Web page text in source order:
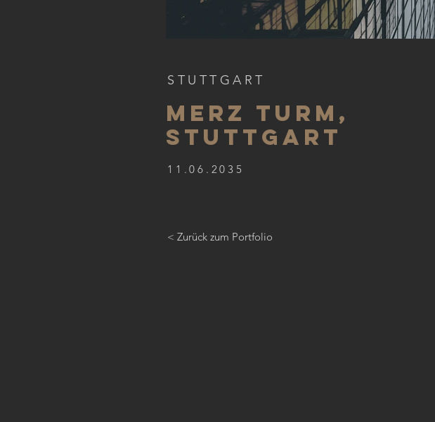
STUTTGART
MERZ TURM,
STUTTGART
11.06.2035
< Zurück zum Portfolio